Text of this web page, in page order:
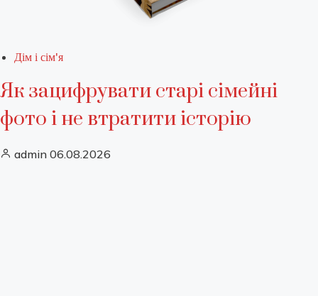
Дім і сім'я
Як зацифрувати старі сімейні
фото і не втратити історію
admin 06.08.2026